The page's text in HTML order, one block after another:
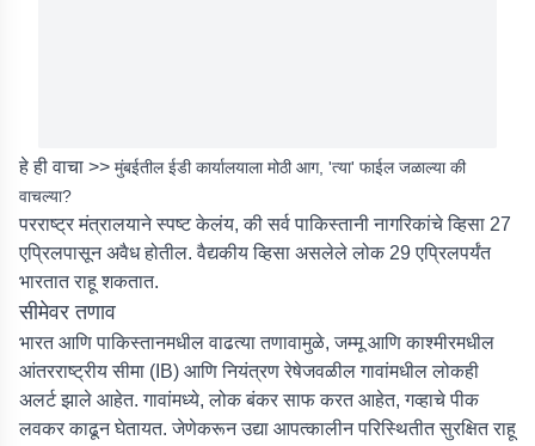
हे ही वाचा >> मुंबईतील ईडी कार्यालयाला मोठी आग, 'त्या' फाईल जळाल्या की
वाचल्या?
परराष्ट्र मंत्रालयाने स्पष्ट केलंय, की सर्व पाकिस्तानी नागरिकांचे व्हिसा 27
एप्रिलपासून अवैध होतील. वैद्यकीय व्हिसा असलेले लोक 29 एप्रिलपर्यंत
भारतात राहू शकतात.
सीमेवर तणाव
भारत आणि पाकिस्तानमधील वाढत्या तणावामुळे, जम्मू आणि काश्मीरमधील
आंतरराष्ट्रीय सीमा (IB) आणि नियंत्रण रेषेजवळील गावांमधील लोकही
अलर्ट झाले आहेत. गावांमध्ये, लोक बंकर साफ करत आहेत, गव्हाचे पीक
लवकर काढून घेतायत. जेणेकरून उद्या आपत्कालीन परिस्थितीत सुरक्षित राहू